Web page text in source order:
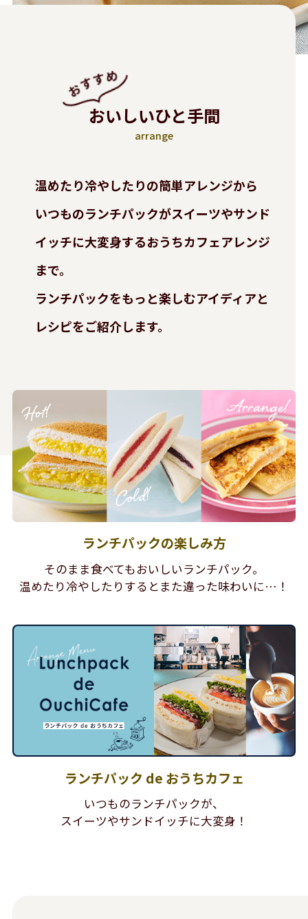
おいしいひと手間
arrange
温めたり冷やしたりの簡単アレンジから
いつものランチパックがスイーツやサンド
イッチに大変身するおうちカフェアレンジ
まで。
ランチパックをもっと楽しむアイディアと
レシピをご紹介します。
ランチパックの楽しみ方
そのまま食べてもおいしいランチパック。
温めたり冷やしたりするとまた違った味わいに…！
ランチパック de おうちカフェ
いつものランチパックが、
スイーツやサンドイッチに大変身！